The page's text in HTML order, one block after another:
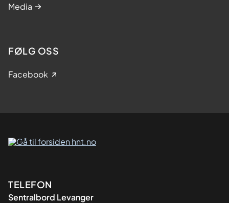
Media
FØLG OSS
Facebook
Kontaktinformasjon
TELEFON
Sentralbord Levanger